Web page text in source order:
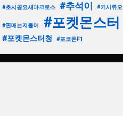
#초시공요새마크로스
#추석이 #키시류오
#판매는지들이 #포켓몬스터
#포켓몬스터청 #포코폰F1